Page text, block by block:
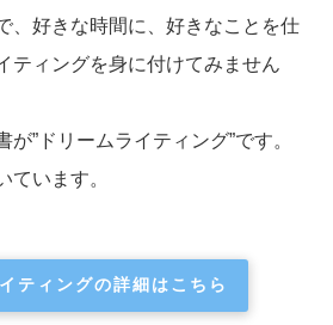
、好きな時間に、好きなことを仕
ティングを身に付けてみません
”ドリームライティング”です。
ています。
ティングの詳細はこちら